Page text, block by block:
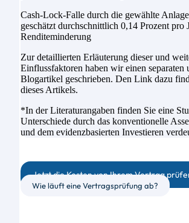
Cash-Lock-Falle durch die gewählte
geschätzt durchschnittlich 0,14 Prozentpro
Renditeminderung
Zur detaillierten Erläuterung dieser und
Einflussfaktoren haben wir einen separaten
Blogartikel geschrieben. Den Link dazu
dieses Artikels.
*In der Literaturangaben finden Sie eine
Unterschiede durch das konventionelle
und dem evidenzbasierten Investieren
Jetzt die Kosten von Ihrem Vertrag
Wie läuft eine Vertragsprüfung ab?